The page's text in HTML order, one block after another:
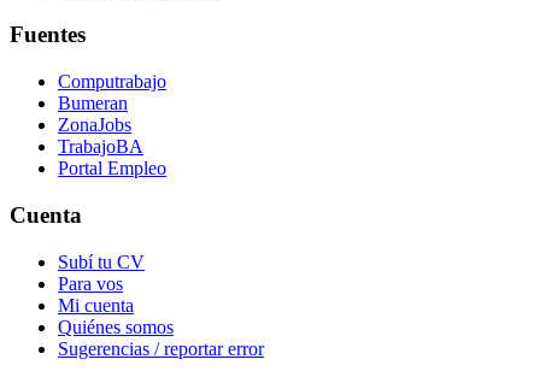
Fuentes
Computrabajo
Bumeran
ZonaJobs
TrabajoBA
Portal Empleo
Cuenta
Subí tu CV
Para vos
Mi cuenta
Quiénes somos
Sugerencias / reportar error